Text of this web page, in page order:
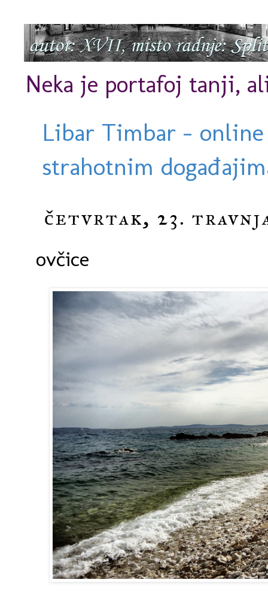
Neka je portafoj tanji,
Libar Timbar -
strahotnim
četvrtak, 23.
ovčice